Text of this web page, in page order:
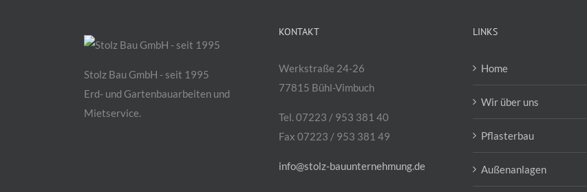
Stolz Bau GmbH - seit 1995
Erd- und Gartenbauarbeiten und
Mietservice.
KONTAKT
Werkstraße 24-26
77815 Bühl-Vimbuch
Tel. 07223 / 953 381 40
Fax 07223 / 953 381 49
info@stolz-bauunternehmung.de
LINKS
Home
Wir über uns
Pflasterbau
Außenanlagen